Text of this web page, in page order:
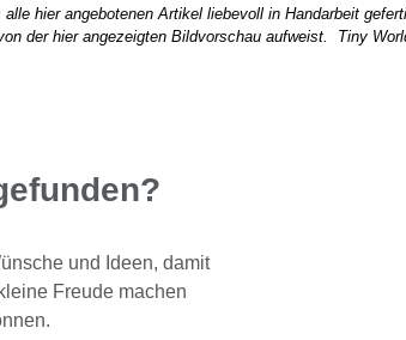
hier angebotenen Artikel liebevoll in Handarbeit
der hier angezeigten Bildvorschau aufweist. Tiny
und Ideen, damit
Freude machen